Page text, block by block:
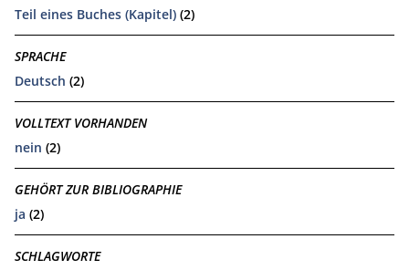
Teil eines Buches (Kapitel) (2)
SPRACHE
Deutsch (2)
VOLLTEXT VORHANDEN
nein (2)
GEHÖRT ZUR BIBLIOGRAPHIE
ja (2)
SCHLAGWORTE